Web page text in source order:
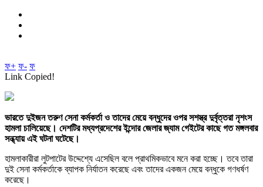
ফ+ ফ- ফ
Link Copied!
ভারতে দুইজন তরুণ সেনা কর্মকর্তা ও তাদের মেয়ে বন্ধুদের ওপর সশস্ত্র দুর্বৃত্তরা নৃশংস
হামলা চালিয়েছে। দেশটির মধ্যপ্রদেশের ইন্দোর জেলার জ্যাম গেইটের কাছে গত মঙ্গলবার
সন্ধ্যায় এই ঘটনা ঘটেছে।
হামলাকারীরা লুটপাটের উদ্দেশ্যে এসেছিল বলে প্রাথমিকভাবে মনে করা হচ্ছে। তবে তারা
দুই সেনা কর্মকর্তাকে ব্যাপক নির্যাতন করেছে এবং তাদের একজন মেয়ে বন্ধুকে গণধর্ষণ
করেছে।